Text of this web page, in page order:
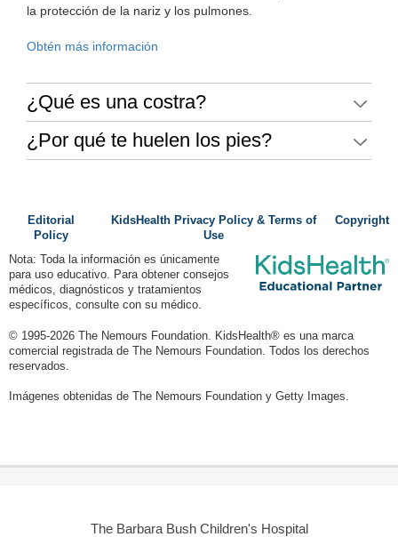
la protección de la nariz y los pulmones.
Obtén más información
¿Qué es una costra?
¿Por qué te huelen los pies?
Editorial
Policy
KidsHealth Privacy Policy & Terms of
Use
Copyright
Nota: Toda la información es únicamente
para uso educativo. Para obtener consejos
médicos, diagnósticos y tratamientos
específicos, consulte con su médico.
© 1995-2026 The Nemours Foundation. KidsHealth® es una marca
comercial registrada de The Nemours Foundation. Todos los derechos
reservados.
Imágenes obtenidas de The Nemours Foundation y Getty Images.
The Barbara Bush Children's Hospital